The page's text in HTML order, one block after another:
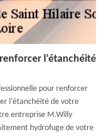
l’étanchéité
pour renforcer
l’étanchéité de votre
entreprise M.Willy
hydrofuge de votre